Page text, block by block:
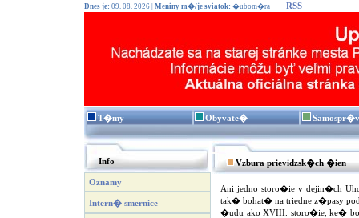
Dnes je: 09. 08. 2026 | Meniny m�/je sviatok: �ubom�ra RSS
T�my Obyvate�
Info
Oznamy
Intern� smernice
Vzbura prievidzsk�ch �ien
Ani jedno storo�ie v dejin�ch
tak� bohat� na triedne z�pasy
�udu ako XVIII. storo�ie, ke�